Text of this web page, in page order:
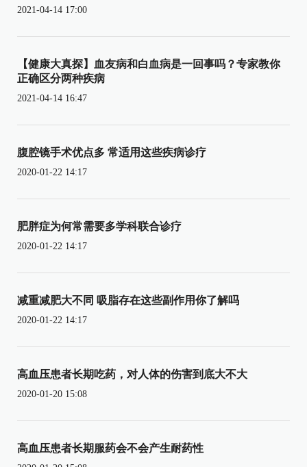
2021-04-14 17:00
【健康大真探】血友病和白血病是一回事吗？专家教你
正确区分两种疾病
2021-04-14 16:47
腹腔镜手术优点多 常适用这些疾病诊疗
2020-01-22 14:17
肥胖症为何常需要多学科联合诊疗
2020-01-22 14:17
减重减肥大不同 吸脂存在这些副作用你了解吗
2020-01-22 14:17
高血压患者长期吃药，对人体的伤害到底大不大
2020-01-20 15:08
高血压患者长期服药会不会产生耐药性